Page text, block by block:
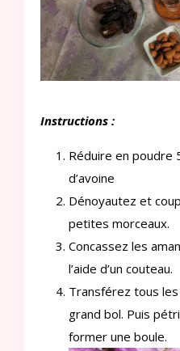
Instructions :
Réduire en poudre
d’avoine
Dénoyautez et
petites morceaux.
Concassez les
l’aide d’un couteau.
Transférez tous
grand bol. Puis
former une boule.